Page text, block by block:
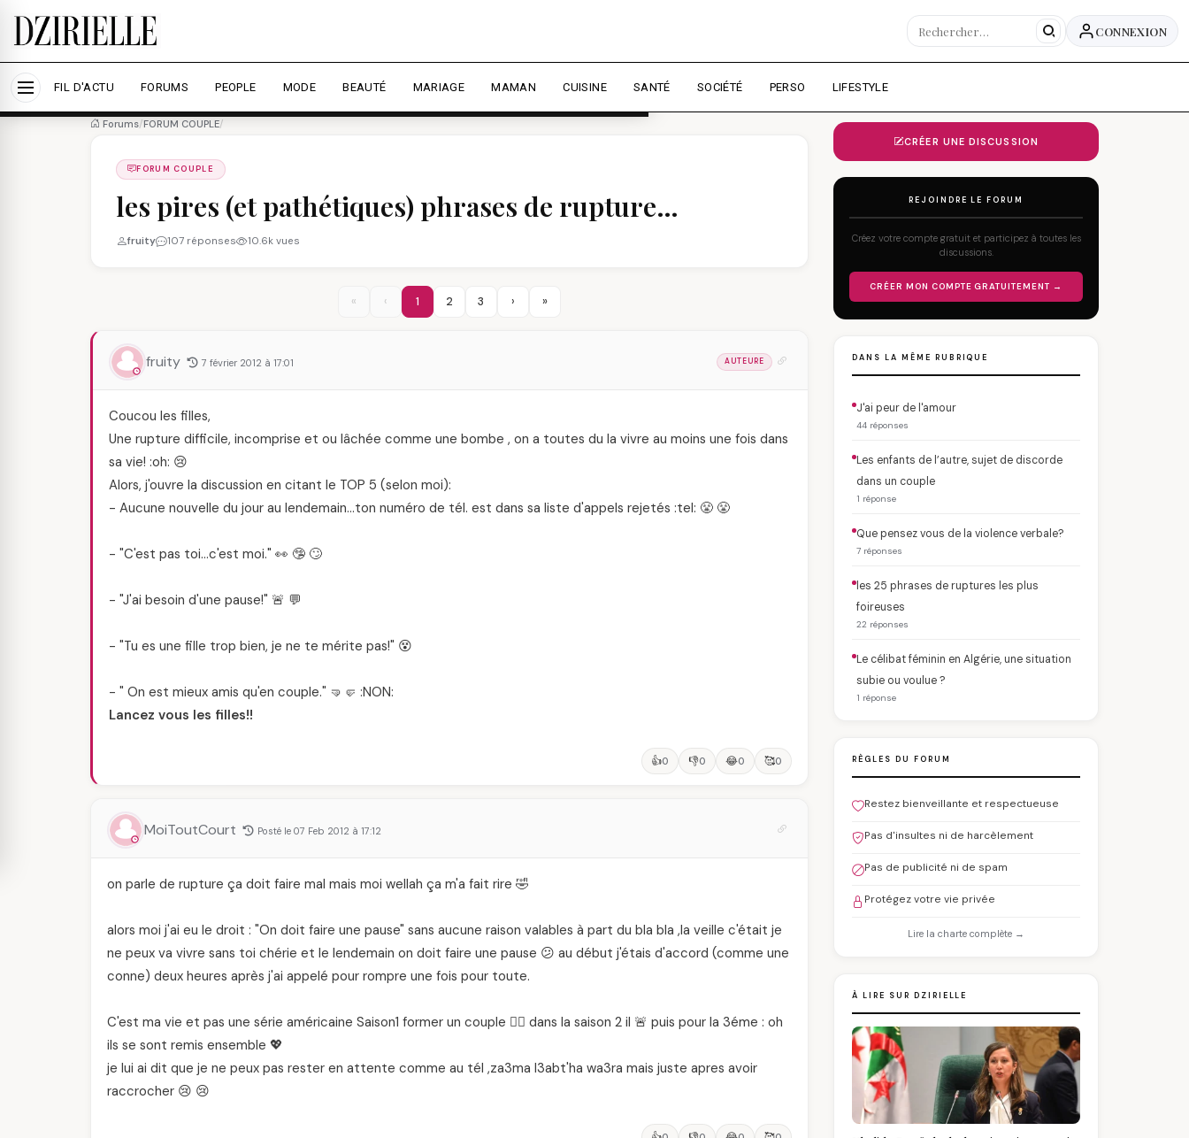
Nous utilisons des cookies pour améliorer votre expérience et mesurer l'audience.
Accepter tout Personnaliser
CONNEXION
FIL D'ACTU FORUMS PEOPLE MODE BEAUTÉ MARIAGE MAMAN CUISINE SANTÉ SOCIÉTÉ PERSO LIFESTYLE
Forums/FORUM COUPLE/
FORUM COUPLE
les pires (et pathétiques) phrases de rupture…
fruity 107 réponses 10.6k vues
« ‹ 1 2 3 › »
fruity 7 février 2012 à 17:01 AUTEURE
Coucou les filles,
Une rupture difficile, incomprise et ou lâchée comme une bombe , on a toutes du la vivre au moins une fois dans
sa vie! :oh: 😢
Alors, j'ouvre la discussion en citant le TOP 5 (selon moi):
- Aucune nouvelle du jour au lendemain…ton numéro de tél. est dans sa liste d'appels rejetés :tel: 😤 😤
- "C'est pas toi…c'est moi." 👀 🤥 🙄
- "J'ai besoin d'une pause!" 🚨 💬
- "Tu es une fille trop bien, je ne te mérite pas!" 😵
- " On est mieux amis qu'en couple." 🤜🤛 :NON:
Lancez vous les filles!!
👍0 👎0 😂0 🥰0
MoiToutCourt Posté le 07 Feb 2012 à 17:12
on parle de rupture ça doit faire mal mais moi wellah ça m'a fait rire 🤣
alors moi j'ai eu le droit : "On doit faire une pause" sans aucune raison valables à part du bla bla ,la veille c'était je
ne peux va vivre sans toi chérie et le lendemain on doit faire une pause 😕 au début j'étais d'accord (comme une
conne) deux heures après j'ai appelé pour rompre une fois pour toute.
C'est ma vie et pas une série américaine Saison1 former un couple 👰‍♀️ dans la saison 2 il 🚨 puis pour la 3éme : oh
ils se sont remis ensemble 💖
je lui ai dit que je ne peux pas rester en attente comme au tél ,za3ma l3abt'ha wa3ra mais juste apres avoir
raccrocher 😢 😢
CRÉER UNE DISCUSSION
REJOINDRE LE FORUM
Créez votre compte gratuit et participez à toutes les
discussions.
CRÉER MON COMPTE GRATUITEMENT →
DANS LA MÊME RUBRIQUE
J'ai peur de l'amour
44 réponses
Les enfants de l’autre, sujet de discorde
dans un couple
1 réponse
Que pensez vous de la violence verbale?
7 réponses
les 25 phrases de ruptures les plus
foireuses
22 réponses
Le célibat féminin en Algérie, une situation
subie ou voulue ?
1 réponse
RÈGLES DU FORUM
Restez bienveillante et respectueuse
Pas d'insultes ni de harcèlement
Pas de publicité ni de spam
Protégez votre vie privée
Lire la charte complète →
À LIRE SUR DZIRIELLE